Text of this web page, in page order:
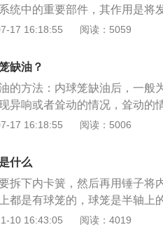
统中的重要部件，其作用是将
车高速行驶。内球笼由钟型壳
底盘，在检测底盘时就能看到
破损现象，应当立即更换，以
17 16:18:55 阅读：5059
缺油？
的方法：内球笼缺油后，一般
异响或者耸动的情况，耸动的
向跑偏，损坏严重，车轮动力
，分为内球笼和外球笼。球笼
轴。两个半轴连接车轮和差速
位置会变化，所以动力输出端
17 16:18:55 阅读：5006
什么
拆下内卡簧，然后再用锤子将
都是有球笼的，球笼是半轴上
半轴属于传动系统。如果汽车
10 16:43:05 阅读：4019